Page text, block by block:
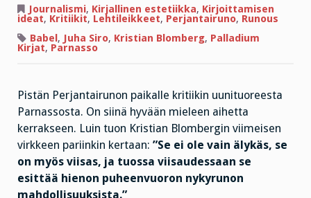
kritiikki
Perjantairunon
Journalismi, Kirjallinen estetiikka, Kirjoittamisen
ideat, Kritiikit, Lehtileikkeet, Perjantairuno, Runous
Babel , Juha Siro, Kristian Blomberg, Palladium
Kirjat, Parnasso
Pistän Perjantairunon paikalle kritiikin uunituoreesta
Parnassosta. On siinä hyvään mieleen aihetta
kerrakseen. Luin tuon Kristian Blombergin viimeisen
virkkeen pariinkin kertaan: ”Se ei ole vain älykäs, se
on myös viisas, ja tuossa viisaudessaan se
esittää hienon puheenvuoron nykyrunon
mahdollisuuksista.”